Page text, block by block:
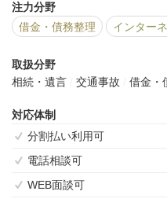
注力分野
借金・債務整理
インター
取扱分野
相続・遺言
交通事故 借金・
対応体制
分割払い利用可
電話相談可
WEB面談可